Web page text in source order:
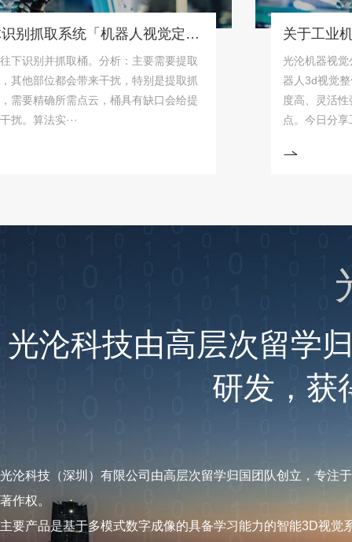
桶状物体识别抓取系统「机器人视觉定位抓取解决方案」
并抓取桶。分析：主要需要提取
位都会带来干扰，特别是提取抓
确所需点云，桶具有缺口会给提
法实···
光沦机器视觉公司
器人3d视觉整体解
度高、灵活性强、
点。今日分享工业机
光沦科技由高层次留学
研发，获
光沦科技（深圳）有限公司由高层次留学归国团队创立，专注
著作权。
主要产品是基于多模式数字成像的具备学习能力的智能3D视